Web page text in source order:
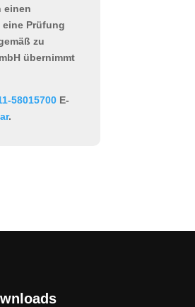
einen
eine Prüfung
zu
übernimmt
58015700 E-
.